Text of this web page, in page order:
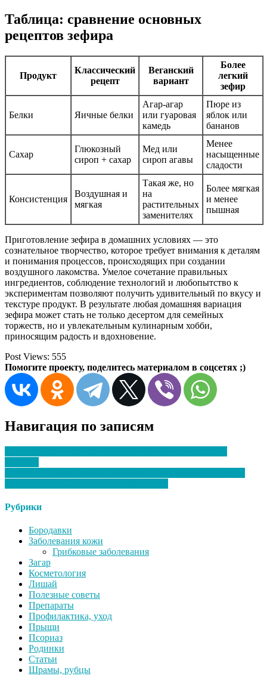
Таблица: сравнение основных
рецептов зефира
Продукт
Классический
рецепт
Веганский
вариант
Более
легкий
зефир
Белки Яичные белки
Агар-агар
или гуаровая
камедь
Пюре из
яблок или
бананов
Сахар
Глюкозный
сироп + сахар
Мед или
сироп агавы
Менее
насыщенные
сладости
Консистенция
Воздушная и
мягкая
Такая же, но
на
растительных
заменителях
Более мягкая
и менее
пышная
Приготовление зефира в домашних условиях — это
сознательное творчество, которое требует внимания к деталям
и понимания процессов, происходящих при создании
воздушного лакомства. Умелое сочетание правильных
ингредиентов, соблюдение технологий и любопытство к
экспериментам позволяют получить удивительный по вкусу и
текстуре продукт. В результате любая домашняя вариация
зефира может стать не только десертом для семейных
торжеств, но и увлекательным кулинарным хобби,
приносящим радость и вдохновение.
Post Views: 555
Помогите проекту, поделитесь материалом в соцсетях ;)
Навигация по записям
Рубрики
Бородавки
Заболевания кожи
Грибковые заболевания
Загар
Косметология
Лишай
Полезные советы
Препараты
Профилактика, уход
Прыщи
Псориаз
Родинки
Статьи
Шрамы, рубцы